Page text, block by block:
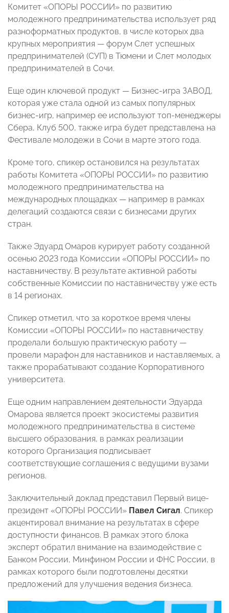
Комитет «ОПОРЫ РОССИИ» по развитию
молодежного предпринимательства использует ряд
разноформатных продуктов, в числе которых два
крупных мероприятия — форум Слет успешных
предпринимателей (СУП) в Тюмени и Слет молодых
предпринимателей в Сочи.
Еще один ключевой продукт — Бизнес-игра ЗАВОД,
которая уже стала одной из самых популярных
бизнес-игр, например ее используют топ-менеджеры
Сбера, Клуб 500, также игра будет представлена на
Фестивале молодежи в Сочи в марте этого года.
Кроме того, спикер остановился на результатах
работы Комитета «ОПОРЫ РОССИИ» по развитию
молодежного предпринимательства на
международных площадках — например в рамках
делегаций создаются связи с бизнесами других
стран.
Также Эдуард Омаров курирует работу созданной
осенью 2023 года Комиссии «ОПОРЫ РОССИИ» по
наставничеству. В результате активной работы
собственные Комиссии по наставничеству уже есть
в 14 регионах.
Спикер отметил, что за короткое время члены
Комиссии «ОПОРЫ РОССИИ» по наставничеству
проделали большую практическую работу —
провели марафон для наставников и наставляемых, а
также прорабатывают создание Корпоративного
университета.
Еще одним направлением деятельности Эдуарда
Омарова является проект экосистемы развития
молодежного предпринимательства в системе
высшего образования, в рамках реализации
которого Организация подписывает
соответствующие соглашения с ведущими вузами
регионов.
Заключительный доклад представил Первый вице-
президент «ОПОРЫ РОССИИ» Павел Сигал. Спикер
акцентировал внимание на результатах в сфере
доступности финансов. В рамках этого блока
эксперт обратил внимание на взаимодействие с
Банком России, Минфином России и ФНС России, в
рамках которого были подготовлены десятки
предложений для улучшения ведения бизнеса.